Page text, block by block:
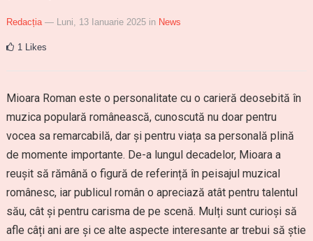
Redacția — Luni, 13 Ianuarie 2025 in News
1 Likes
Mioara Roman este o personalitate cu o carieră deosebită în
muzica populară românească, cunoscută nu doar pentru
vocea sa remarcabilă, dar și pentru viața sa personală plină
de momente importante. De-a lungul decadelor, Mioara a
reușit să rămână o figură de referință în peisajul muzical
românesc, iar publicul român o apreciază atât pentru talentul
său, cât și pentru carisma de pe scenă. Mulți sunt curioși să
afle câți ani are și ce alte aspecte interesante ar trebui să știe